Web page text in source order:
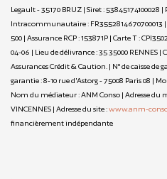
Legault - 35170 BRUZ | Siret : 53845174100028 |
Intracommunautaire : FR3552814670700013
500 | Assurance RCP : 153871P | Carte T :
04-06 | Lieu de délivrance : 35 35000 RENNES
Assurances Crédit & Caution. | N° de caisse de
garantie : 8-10 rue d'Astorg - 75008 Paris 08 |
Nom du médiateur : ANM Conso | Adresse du
VINCENNES | Adresse du site :www.anm-
financièrement indépendante